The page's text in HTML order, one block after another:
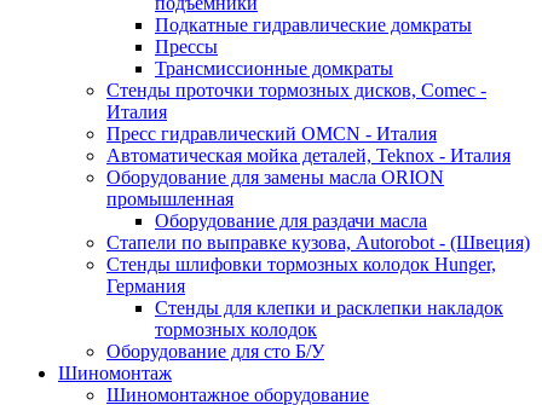
Подкатные гидравлические домкраты
Прессы
Трансмиссионные домкраты
Стенды проточки тормозных дисков, Comec -
Италия
Пресс гидравлический OMCN - Италия
Автоматическая мойка деталей, Teknox - Италия
Оборудование для замены масла ORION
промышленная
Оборудование для раздачи масла
Стапели по выправке кузова, Autorobot - (Швеция)
Стенды шлифовки тормозных колодок Hunger,
Германия
Стенды для клепки и расклепки накладок
тормозных колодок
Оборудование для сто Б/У
Шиномонтаж
Шиномонтажное оборудование